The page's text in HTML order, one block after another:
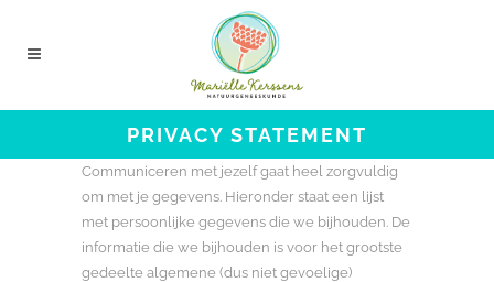
PRIVACY STATEMENT
Communiceren met jezelf gaat heel zorgvuldig
om met je gegevens. Hieronder staat een lijst
met persoonlijke gegevens die we bijhouden. De
informatie die we bijhouden is voor het grootste
gedeelte algemene (dus niet gevoelige)